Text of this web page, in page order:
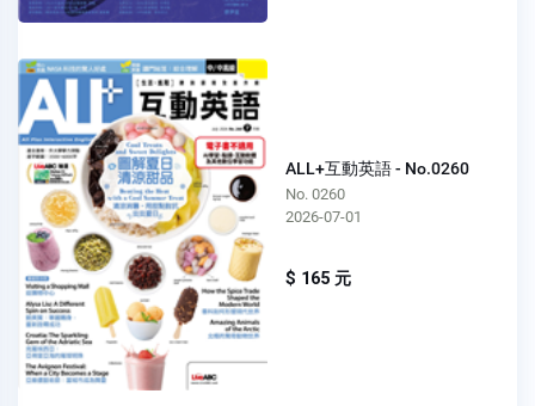
ALL+互動英語 - No.0260
No. 0260
2026-07-01
$ 165 元